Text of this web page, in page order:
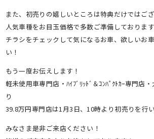
また、初売りの嬉しいところは特典だけではご
人気車種をお目玉価格で多数ご準備しております
チラシをチェックして気になるお車、欲しいお
い！
もう一度お伝えします！
軽未使用車専門店・ﾊｲﾌﾞﾘｯﾄﾞ＆ｺﾝﾊﾟｸﾄｶｰ専門店
り
39.8万円専門店は1月3日、10時より初売りを行
みなさま是非ご来店ください！